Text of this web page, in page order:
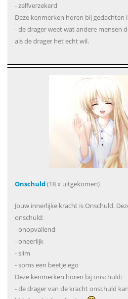
- zelfverzekerd
Deze kenmerken horen bij gedachten
- de drager weet wat andere mensen
als de drager het echt wil.
Onschuld(18 x uitgekomen)
Jouw innerlijke kracht is Onschuld.
onschuld:
- onopvallend
- oneerlijk
- slim
- soms een beetje ego
Deze kenmerken horen bij onschuld:
- de drager van de kracht onschuld